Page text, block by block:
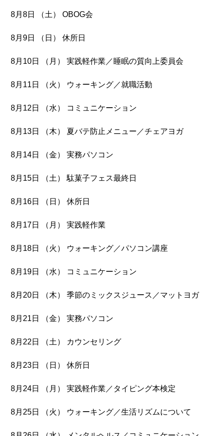
8月8日 （土） OBOG会
8月9日 （日） 休所日
8月10日 （月） 実践軽作業／睡眠の質向上委員会
8月11日 （火） ウォーキング／就職活動
8月12日 （水） コミュニケーション
8月13日 （木） 夏バテ防止メニュー／チェアヨガ
8月14日 （金） 実務パソコン
8月15日 （土） 駄菓子フェス最終日
8月16日 （日） 休所日
8月17日 （月） 実践軽作業
8月18日 （火） ウォーキング／パソコン講座
8月19日 （水） コミュニケーション
8月20日 （木） 季節のミックスジュース／マットヨガ
8月21日 （金） 実務パソコン
8月22日 （土） カウンセリング
8月23日 （日） 休所日
8月24日 （月） 実践軽作業／タイピング本検定
8月25日 （火） ウォーキング／生活リズムについて